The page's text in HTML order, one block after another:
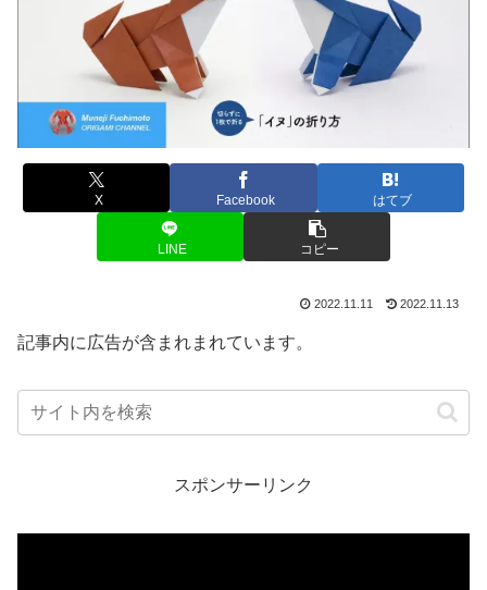
X Facebook はてブ
LINE コピー
2022.11.11 2022.11.13
記事内に広告が含まれまれています。
スポンサーリンク